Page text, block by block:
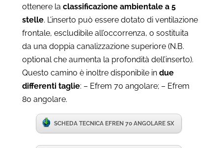
ottenere la classificazione ambientale a 5
stelle. L’inserto può essere dotato di ventilazione
frontale, escludibile all’occorrenza, o sostituita
da una doppia canalizzazione superiore (N.B.
optional che aumenta la profondità dell’inserto).
Questo camino è inoltre disponibile in due
differenti taglie: – Efrem 70 angolare; – Efrem
80 angolare.
SCHEDA TECNICA EFREN 70 ANGOLARE SX